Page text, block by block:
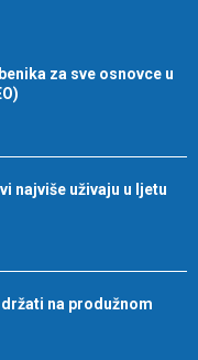
za sve osnovce u
najviše uživaju u ljetu
na produžnom